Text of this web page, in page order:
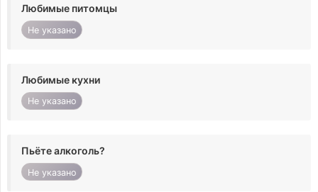
Любимые питомцы
Не указано
Любимые кухни
Не указано
Пьёте алкоголь?
Не указано